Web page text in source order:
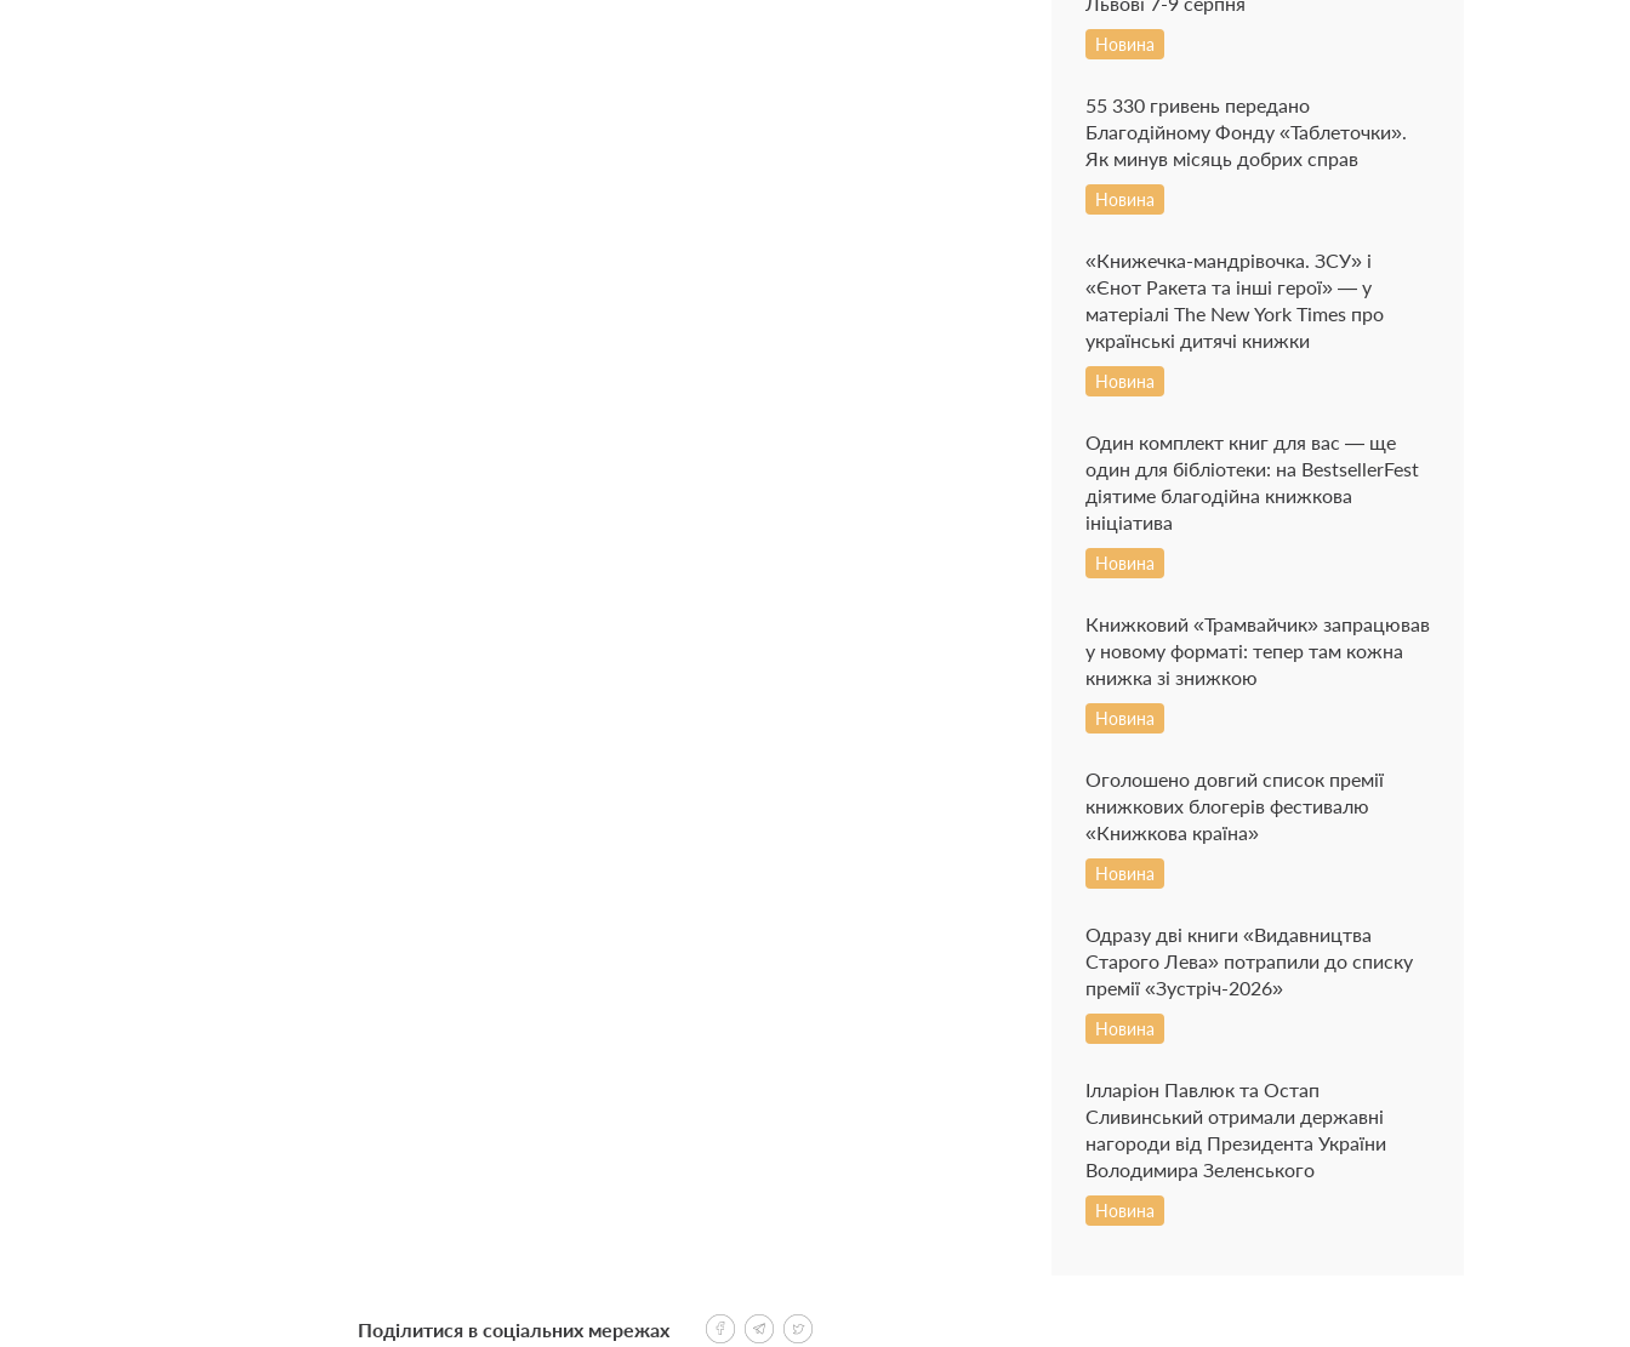
Новина
55 330 гривень передано
Благодійному Фонду «Таблеточки».
Як минув місяць добрих справ
Новина
«Книжечка-мандрівочка. ЗСУ» і
«Єнот Ракета та інші герої» — у
матеріалі The New York Times про
українські дитячі книжки
Новина
Один комплект книг для вас — ще
один для бібліотеки: на BestsellerFest
діятиме благодійна книжкова
ініціатива
Новина
Книжковий «Трамвайчик» запрацював
у новому форматі: тепер там кожна
книжка зі знижкою
Новина
Оголошено довгий список премії
книжкових блогерів фестивалю
«Книжкова країна»
Новина
Одразу дві книги «Видавництва
Старого Лева» потрапили до списку
премії «Зустріч-2026»
Новина
Ілларіон Павлюк та Остап
Сливинський отримали державні
нагороди від Президента України
Володимира Зеленського
Новина
Поділитися в соціальних мережах